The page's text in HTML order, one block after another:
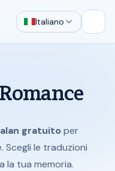
Italiano
gratuito per
Scegli le traduzioni
la tua memoria.